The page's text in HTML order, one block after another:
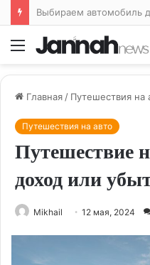
Меню
Главная / Путешествия на
Путешествия на авто
Путешествие
доход или
Mikhail 12 мая, 2024